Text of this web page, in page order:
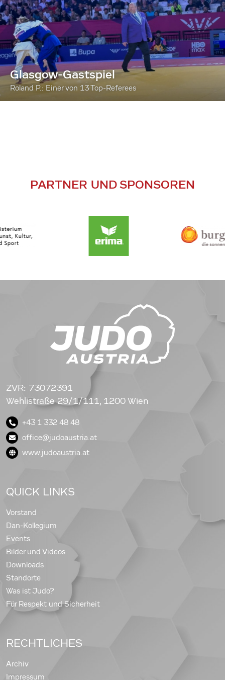
Glasgow-Gastspiel
Roland P.: Einer von 13 Top-Referees
PARTNER UND SPONSOREN
ZVR: 73072391
Wehlistraße 29/1/111, 1200 Wien
+43 1 332 48 48
office@judoaustria.at
www.judoaustria.at
QUICK LINKS
Vorstand
Dan-Kollegium
Events
Bilder und Videos
Downloads
Standorte
Was ist Judo?
Für Respekt und Sicherheit
RECHTLICHES
Archiv
Impressum